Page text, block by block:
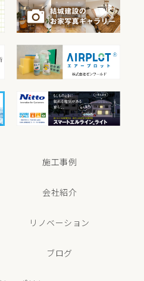
施工事例
会社紹介
リノベーション
ブログ